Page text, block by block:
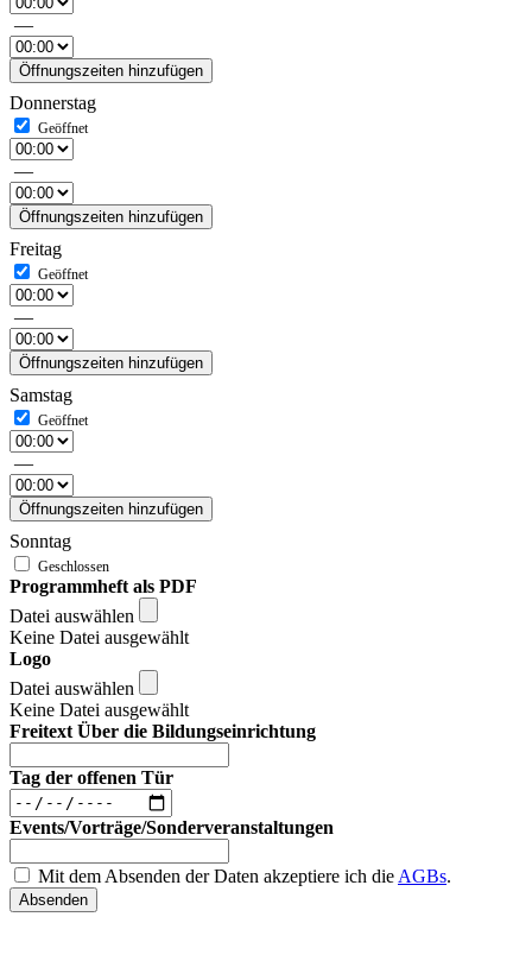
—
Öffnungszeiten hinzufügen
Donnerstag
—
Öffnungszeiten hinzufügen
Freitag
—
Öffnungszeiten hinzufügen
Samstag
—
Öffnungszeiten hinzufügen
Sonntag
Programmheft als PDF
Datei auswählen
Keine Datei ausgewählt
Logo
Datei auswählen
Keine Datei ausgewählt
Freitext Über die Bildungseinrichtung
Tag der offenen Tür
Events/Vorträge/Sonderveranstaltungen
Mit dem Absenden der Daten akzeptiere ich die AGBs.
Absenden